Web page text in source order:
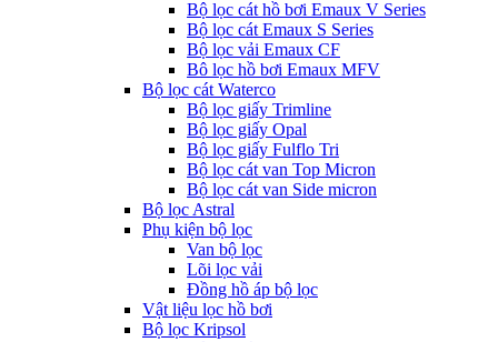
Bộ lọc cát hồ bơi Emaux V Series
Bộ lọc cát Emaux S Series
Bộ lọc vải Emaux CF
Bô lọc hồ bơi Emaux MFV
Bộ lọc cát Waterco
Bộ lọc giấy Trimline
Bộ lọc giấy Opal
Bộ lọc giấy Fulflo Tri
Bộ lọc cát van Top Micron
Bộ lọc cát van Side micron
Bộ lọc Astral
Phụ kiện bộ lọc
Van bộ lọc
Lõi lọc vải
Đồng hồ áp bộ lọc
Vật liệu lọc hồ bơi
Bộ lọc Kripsol